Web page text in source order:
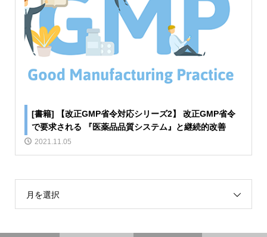
[書籍] 【改正GMP省令対応シリーズ2】 改正GMP省令
で要求される 『医薬品品質システム』と継続的改善
2021.11.05
月を選択